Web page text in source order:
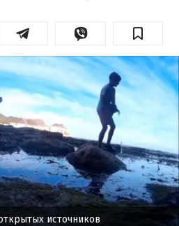
источников